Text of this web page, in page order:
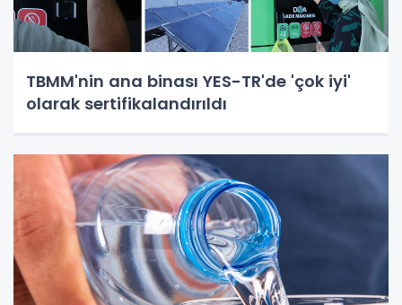
TBMM'nin ana binası YES-TR'de 'çok iyi'
olarak sertifikalandırıldı